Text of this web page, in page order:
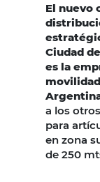
El nuevo
Ciudad
es la
a los
para
en zona
de 250